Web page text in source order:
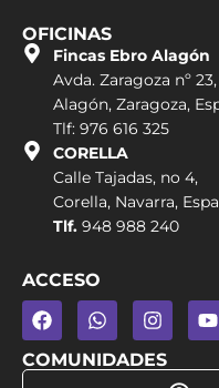
OFICINAS
Fincas Ebro Alagón
Avda. Zaragoza nº 23,
Alagón, Zaragoza,
Tlf: 976 616 325
CORELLA
Calle Tajadas, no 4,
Corella, Navarra,
Tlf. 948 988 240
ACCESO
COMUNIDADES